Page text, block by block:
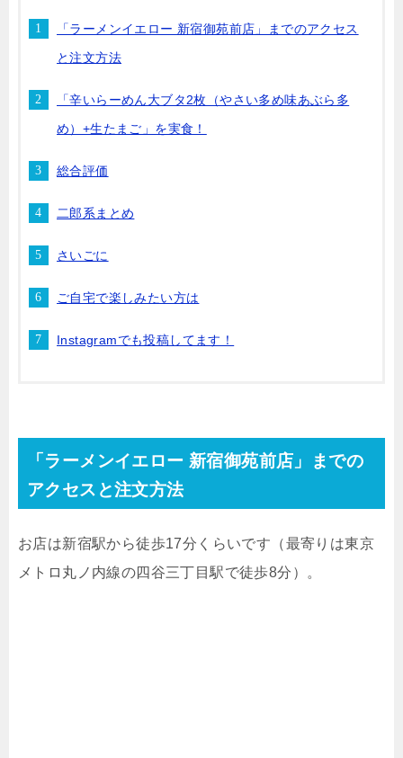
「ラーメンイエロー 新宿御苑前店」までのアクセス
と注文方法
「辛いらーめん大ブタ2枚（やさい多め味あぶら多
め）+生たまご」を実食！
総合評価
二郎系まとめ
さいごに
ご自宅で楽しみたい方は
Instagramでも投稿してます！
「ラーメンイエロー 新宿御苑前店」までの
アクセスと注文方法
お店は新宿駅から徒歩17分くらいです（最寄りは東京
メトロ丸ノ内線の四谷三丁目駅で徒歩8分）。